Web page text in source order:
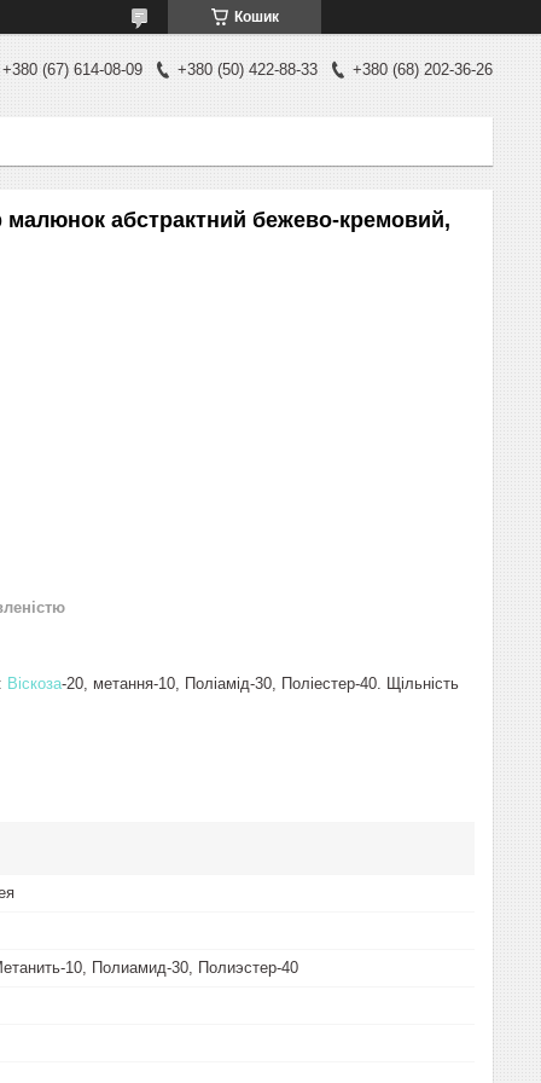
Кошик
+380 (67) 614-08-09 +380 (50) 422-88-33 +380 (68) 202-36-26
абстрактний бежево-кремовий,
Віскоза-20, метання-10, Поліамід-30, Поліестер-40. Щільність
10, Полиамид-30, Полиэстер-40